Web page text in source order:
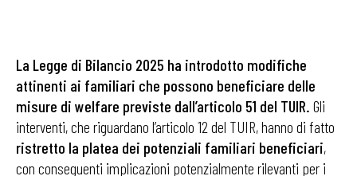
La Legge di Bilancio 2025 ha introdotto modifiche
attinenti ai familiari che possono beneficiare delle
misure di welfare previste dall’articolo 51 del TUIR. Gli
interventi, che riguardano l’articolo 12 del TUIR, hanno di fatto
ristretto la platea dei potenziali familiari beneficiari,
con conseguenti implicazioni potenzialmente rilevanti per i